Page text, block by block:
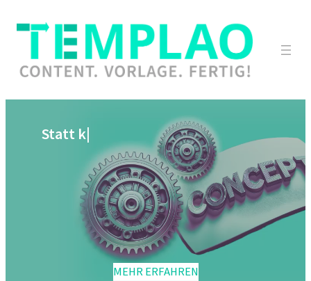
Besse |
MEHR ERFAHREN